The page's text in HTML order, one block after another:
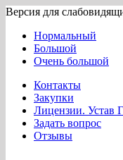
Версия для
Нормальный
Большой
Очень большой
Контакты
Закупки
Лицензии. Устав
Задать вопрос
Отзывы